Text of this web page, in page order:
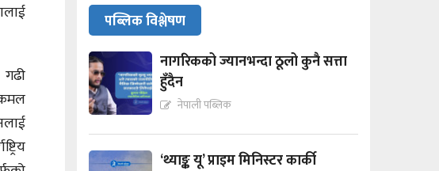
कमल
पब्लिक विश्लेषण
नागरिकको ज्यानभन्दा ठूलो कुनै सत्ता
हुँदैन
नेपाली पब्लिक
‘थ्याङ्क यू’ प्राइम मिनिस्टर कार्की